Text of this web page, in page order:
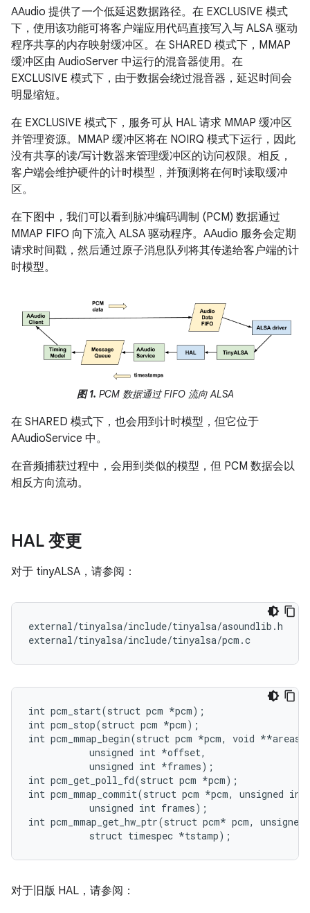
AAudio 提供了一个低延迟数据路径。在 EXCLUSIVE 模式
下，使用该功能可将客户端应用代码直接写入与 ALSA 驱动
程序共享的内存映射缓冲区。在 SHARED 模式下，MMAP
缓冲区由 AudioServer 中运行的混音器使用。在
EXCLUSIVE 模式下，由于数据会绕过混音器，延迟时间会
明显缩短。
在 EXCLUSIVE 模式下，服务可从 HAL 请求 MMAP 缓冲区
并管理资源。MMAP 缓冲区将在 NOIRQ 模式下运行，因此
没有共享的读/写计数器来管理缓冲区的访问权限。相反，
客户端会维护硬件的计时模型，并预测将在何时读取缓冲
区。
在下图中，我们可以看到脉冲编码调制 (PCM) 数据通过
MMAP FIFO 向下流入 ALSA 驱动程序。AAudio 服务会定期
请求时间戳，然后通过原子消息队列将其传递给客户端的计
时模型。
图 1. PCM 数据通过 FIFO 流向 ALSA
在 SHARED 模式下，也会用到计时模型，但它位于
AAudioService 中。
在音频捕获过程中，会用到类似的模型，但 PCM 数据会以
相反方向流动。
HAL 变更
对于 tinyALSA，请参阅：
external/tinyalsa/include/tinyalsa/asoundlib.h
external/tinyalsa/include/tinyalsa/pcm.c
int pcm_start(struct pcm *pcm);
int pcm_stop(struct pcm *pcm);
int pcm_mmap_begin(struct pcm *pcm, void **areas,
           unsigned int *offset,
           unsigned int *frames);
int pcm_get_poll_fd(struct pcm *pcm);
int pcm_mmap_commit(struct pcm *pcm, unsigned
           unsigned int frames);
int pcm_mmap_get_hw_ptr(struct pcm* pcm,
           struct timespec *tstamp);
对于旧版 HAL，请参阅：